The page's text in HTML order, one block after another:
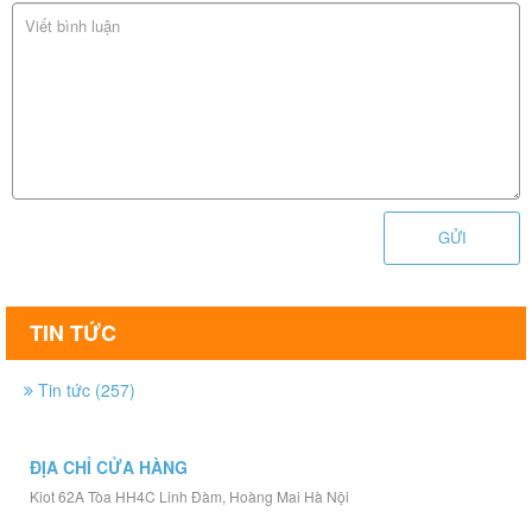
GỬI
TIN TỨC
Tin tức (257)
ĐỊA CHỈ CỬA HÀNG
Kiot 62A Tòa HH4C Linh Đàm, Hoàng Mai Hà Nội